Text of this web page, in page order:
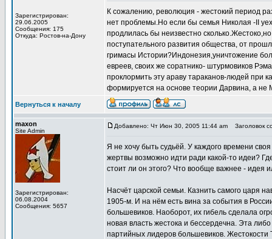
Зарегистрирован:
29.06.2005
Сообщения: 175
Откуда: Ростов-на-Дону
К сожалению, революция - жестокий период
нет проблемы.Но если бы семья Николая -II
продлилась бы неизвестно
поступательного развития общества, от
гримасы Истории?Индонезия,уничтожение
евреев, своих же соратнико- штурмовиков
проклормить эту араву тараканов-людей при
формируется на основе теории Дарвина, а не
Вернуться к началу
maxon
Site Admin
Зарегистрирован:
06.08.2004
Сообщения: 5657
Добавлено: Чт Июн 30, 2005 11:44 am Заголовок
Я не хочу быть судьёй. У каждого времени
жертвы возможно идти ради какой-то идеи?
стоит ли он этого? Что вообще важнее - идея
Насчёт царской семьи. Казнить самого царя
1905-м. И на нём есть вина за события в
большевиков. Наоборот, их гибель сделала
новая власть жестока и бессердечна. Эта
партийных лидеров большевиков.